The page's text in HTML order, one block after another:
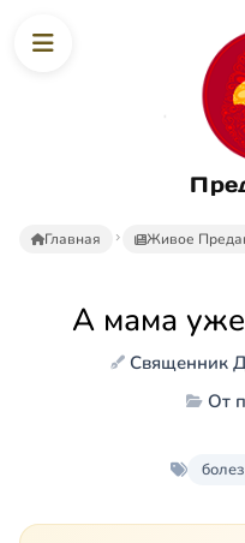
Главная Живое
А мама
Священник
От